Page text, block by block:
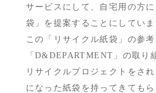
サービスにして、自宅用の方
袋」を提案することにしていま
この「リサイクル紙袋」の参
「D&DEPARTMENT」の取り
リサイクルプロジェクトをさ
になった紙袋を持ってきても